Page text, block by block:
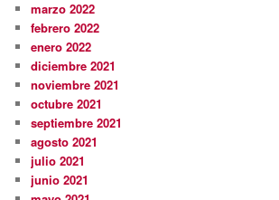
marzo 2022
febrero 2022
enero 2022
diciembre 2021
noviembre 2021
octubre 2021
septiembre 2021
agosto 2021
julio 2021
junio 2021